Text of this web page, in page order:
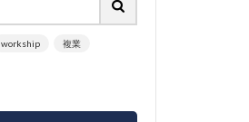
workship 複業